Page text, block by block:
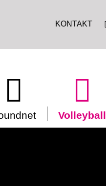
KONTAKT
Volleyball